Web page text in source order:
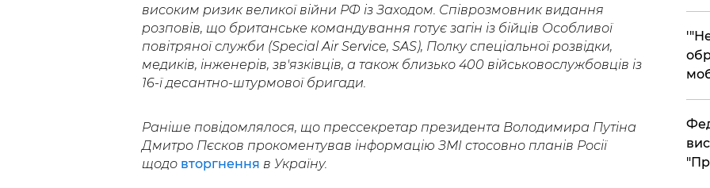
високим ризик великої війни РФ із Заходом. Співрозмовник видання
розповів, що британське командування готує загін із бійців Особливої
повітряної служби (Special Air Service, SAS), Полку спеціальної розвідки,
медиків, інженерів, зв'язківців, а також близько 400 військовослужбовців із
16-ї десантно-штурмової бригади.
Раніше повідомлялося, що прессекретар президента Володимира Путіна
Дмитро Пєсков прокоментував інформацію ЗМІ стосовно планів Росії
щодо вторгнення в Україну.